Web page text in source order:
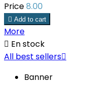
Price8.00
 Add to cart
More
 En stock
All best sellers
Banner